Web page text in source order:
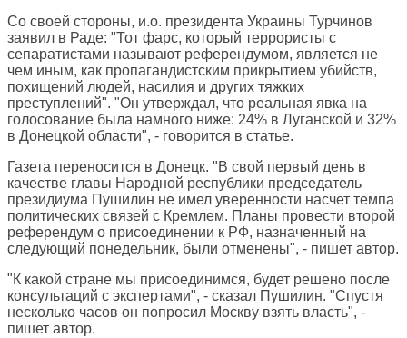
Со своей стороны, и.о. президента Украины Турчинов
заявил в Раде: "Тот фарс, который террористы с
сепаратистами называют референдумом, является не
чем иным, как пропагандистским прикрытием убийств,
похищений людей, насилия и других тяжких
преступлений". "Он утверждал, что реальная явка на
голосование была намного ниже: 24% в Луганской и 32%
в Донецкой области", - говорится в статье.
Газета переносится в Донецк. "В свой первый день в
качестве главы Народной республики председатель
президиума Пушилин не имел уверенности насчет темпа
политических связей с Кремлем. Планы провести второй
референдум о присоединении к РФ, назначенный на
следующий понедельник, были отменены", - пишет автор.
"К какой стране мы присоединимся, будет решено после
консультаций с экспертами", - сказал Пушилин. "Спустя
несколько часов он попросил Москву взять власть", -
пишет автор.